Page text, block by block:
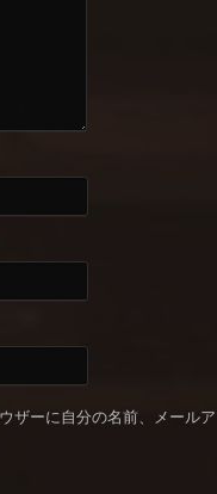
ザーに自分の名前、メール